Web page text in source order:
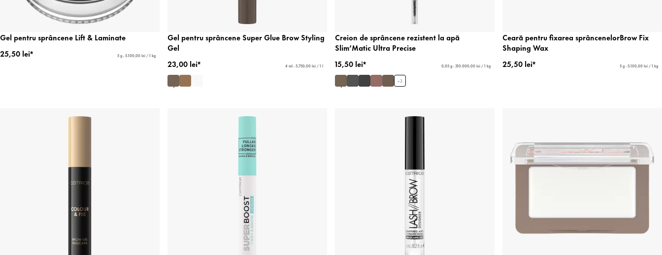
Gel pentru sprâncene Lift & Laminate
25,50 lei*
5 g - 5.100,00 lei / 1 kg
Gel pentru sprâncene Super Glue Brow Styling
Gel
23,00 lei*
4 ml - 5.750,00 lei / 1 l
Creion de sprâncene rezistent la apă
Slim’Matic Ultra Precise
15,50 lei*
0,05 g - 310.000,00 lei / 1 kg
+3
Ceară pentru fixarea sprâncenelorBrow Fix
Shaping Wax
25,50 lei*
5 g - 5.100,00 lei / 1 kg